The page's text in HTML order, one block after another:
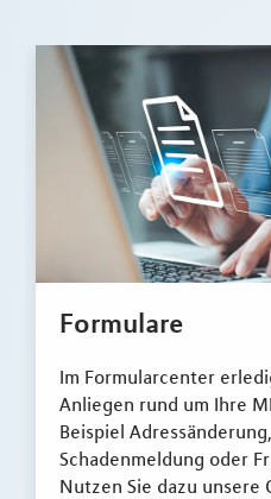
Formulare
Im Formularcenter
Anliegen rund um Ihre
Beispiel
Schadenmeldung oder
Nutzen Sie dazu